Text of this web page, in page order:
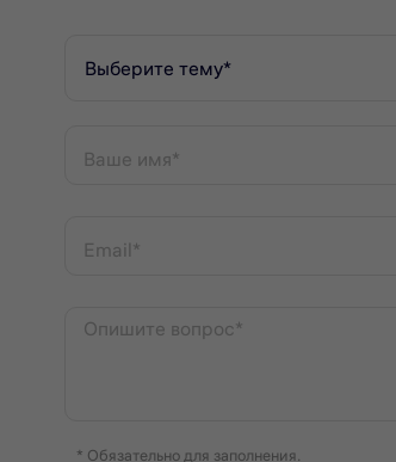
Выберите тему*
Ваше имя*
Email*
Опишите вопрос*
* Обязательно для заполнения.